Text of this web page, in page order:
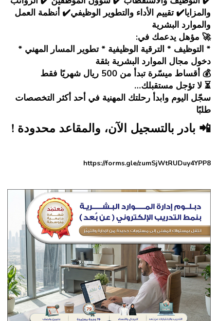
والمزايا✔️ تقييم الأداء والتطوير الوظيفي✔️ أنظمة العمل
والموارد البشرية
🚀 مؤهل يدعمك في:
* التوظيف * الترقية الوظيفية * تطوير المسار المهني *
دخول مجال الموارد البشرية بثقة
💰 أقساط ميسّرة تبدأ من 500 ريال شهريًا فقط
⏳ لا تؤجل مستقبلك…
سجّل اليوم وابدأ رحلتك المهنية في أحد أكثر التخصصات
طلبًا
📲 بادر بالتسجيل الآن، والمقاعد محدودة !
https://forms.gle/zumSjWtRUDuy4YPP8